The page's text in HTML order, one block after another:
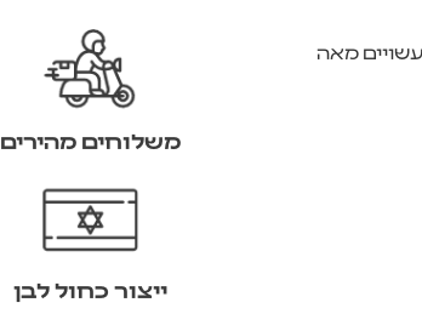
מאה
משלוחים מהירים
ייצור כחול לבן